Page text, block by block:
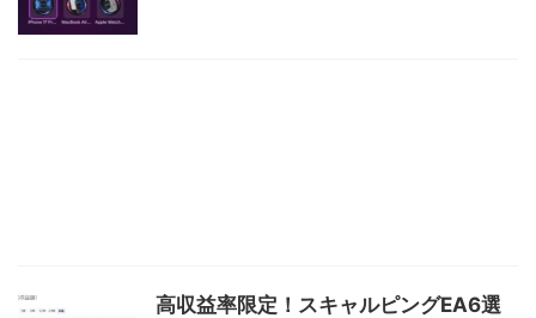
高収益率限定！スキャルピングEA6選